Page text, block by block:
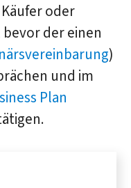
oder
der einen
)
und im
Plan